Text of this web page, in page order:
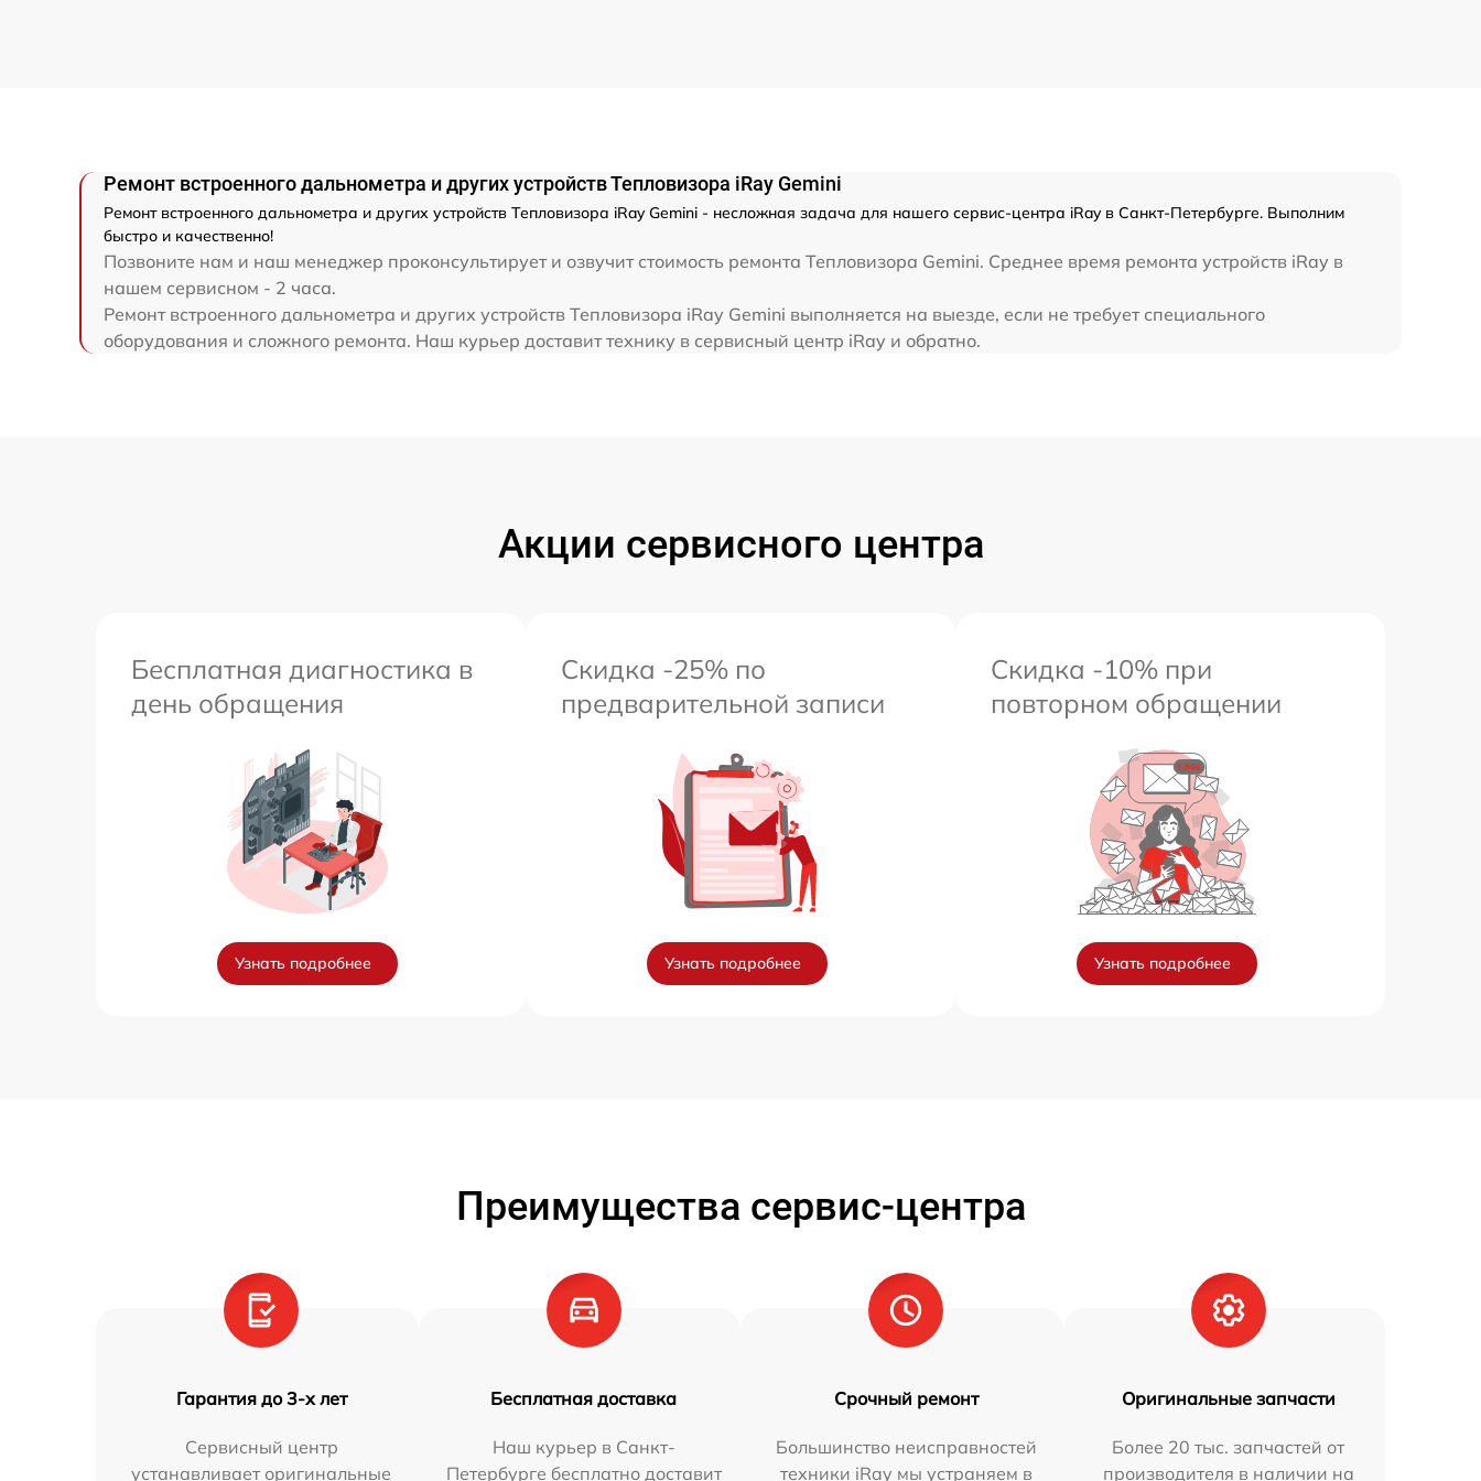
Ремонт встроенного дальнометра и других устройств Тепловизора iRay Gemini
Ремонт встроенного дальнометра и других устройств Тепловизора iRay Gemini - несложная задача для нашего сервис-центра iRay в Санкт-Петербурге. Выполним
быстро и качественно!
Позвоните нам и наш менеджер проконсультирует и озвучит стоимость ремонта Тепловизора Gemini. Среднее время ремонта устройств iRay в
нашем сервисном - 2 часа.
Ремонт встроенного дальнометра и других устройств Тепловизора iRay Gemini выполняется на выезде, если не требует специального
оборудования и сложного ремонта. Наш курьер доставит технику в сервисный центр iRay и обратно.
Акции сервисного центра
Бесплатная диагностика в
день обращения
Узнать подробнее
Скидка -25% по
предварительной записи
Узнать подробнее
Скидка -10% при
повторном обращении
Узнать подробнее
Преимущества сервис-центра
Гарантия до 3-х лет
Сервисный центр
устанавливает оригинальные
Бесплатная доставка
Наш курьер в Санкт-
Петербурге бесплатно доставит
Срочный ремонт
Большинство неисправностей
техники iRay мы устраняем в
Оригинальные запчасти
Более 20 тыс. запчастей от
производителя в наличии на